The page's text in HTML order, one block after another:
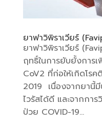
ยาฟาวิพิราเวียร์
ยาฟาวิพิราเวียร์
ฤทธิ์ในการยับยั้งการเ
CoV2 ที่ก่อให้เกิดโรค
2019 เนื่องจากยานี้
ไวรัสได้ดี และจากกา
ป่วย COVID-19...